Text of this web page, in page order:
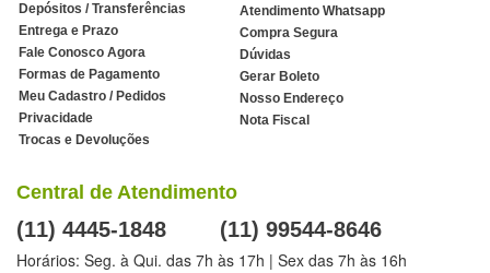
Depósitos / Transferências
Entrega e Prazo
Fale Conosco Agora
Formas de Pagamento
Meu Cadastro / Pedidos
Privacidade
Trocas e Devoluções
Atendimento Whatsapp
Compra Segura
Dúvidas
Gerar Boleto
Nosso Endereço
Nota Fiscal
Central de Atendimento
(11) 4445-1848 (11) 99544-8646
Horários: Seg. à Qui. das 7h às 17h | Sex das 7h às 16h